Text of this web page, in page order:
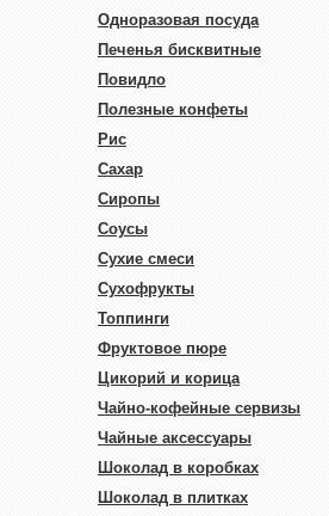
Одноразовая посуда
Печенья бисквитные
Повидло
Полезные конфеты
Рис
Сахар
Сиропы
Соусы
Сухие смеси
Сухофрукты
Топпинги
Фруктовое пюре
Цикорий и корица
Чайно-кофейные сервизы
Чайные аксессуары
Шоколад в коробках
Шоколад в плитках